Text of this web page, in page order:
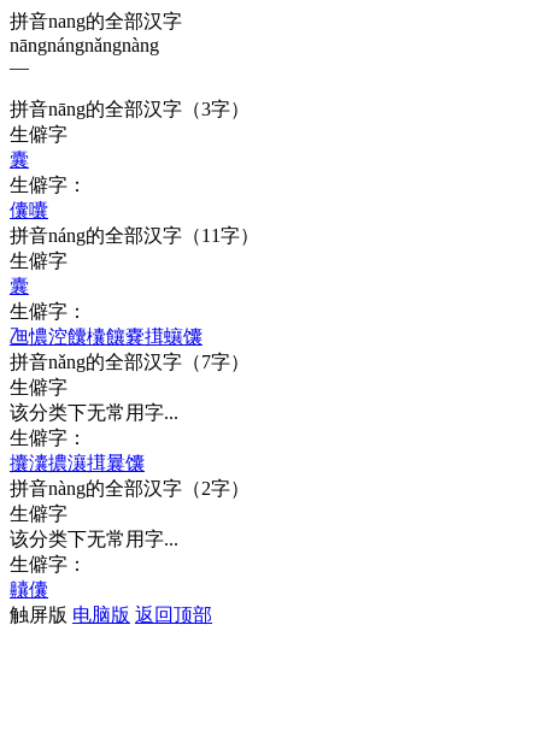
拼音nang的全部汉字
nāngnángnǎngnàng
—
拼音nāng的全部汉字 （3字）
生僻字
囊
生僻字：
儾囔
拼音náng的全部汉字 （11字）
生僻字
囊
生僻字：
乪憹涳饢欜饟嚢搑蠰馕
拼音nǎng的全部汉字 （7字）
生僻字
该分类下无常用字...
生僻字：
攮灢擃瀼搑曩馕
拼音nàng的全部汉字 （2字）
生僻字
该分类下无常用字...
生僻字：
齉儾
触屏版 电脑版 返回顶部